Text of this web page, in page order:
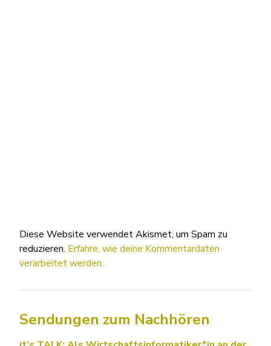
Diese Website verwendet Akismet, um Spam zu
reduzieren. Erfahre, wie deine Kommentardaten
verarbeitet werden.
Sendungen zum Nachhören